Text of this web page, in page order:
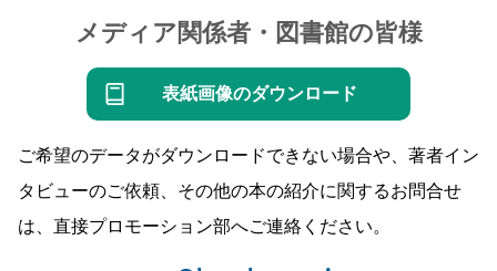
メディア関係者・図書館の皆様
表紙画像のダウンロード
ご希望のデータがダウンロードできない場合や、著者イン
タビューのご依頼、その他の本の紹介に関するお問合せ
は、直接プロモーション部へご連絡ください。